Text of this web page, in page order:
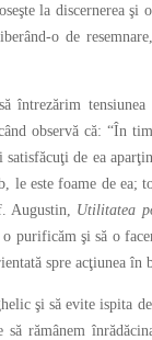
la discernerea şi
o de
întrezărim
observă că: “În
de ea
le este foame de ea;
Augustin, Utilitatea
purificăm şi să o
spre acţiunea în
şi să evite ispita
rămânem